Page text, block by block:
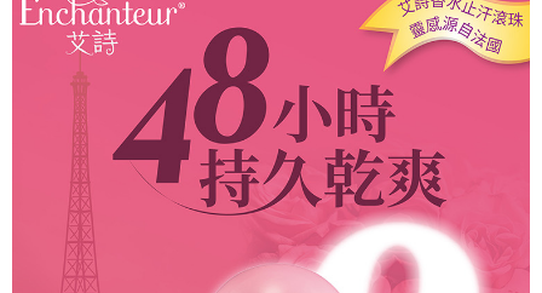
任。
４．使用「AFTEE先享後付」時，將依據個別帳號之用戶狀況，依本公司即
時審查核予不同之上限額度；若仍有額度不足之情形，本公司將視審查結果
請求用戶進行身份認證。
５．嚴禁一人註冊多個帳號或使用他人資訊註冊。若發現惡意使用之情形，
恩沛科技股份有限公司將有權停止該用戶之使用額度並採取法律行動。
每筆NT$100，滿NT$790(含以上)免運費
付款後寶雅門市自取(由倉庫統一出貨)
每筆NT$80，滿NT$290(含以上)免運費